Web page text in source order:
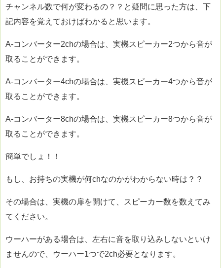
チャンネル数で何が変わるの？？と疑問に思った方は、下
記内容を覚えておけばわかると思います。
A-コンバーター2chの場合は、実機スピーカー2つから音が
取ることができます。
A-コンバーター4chの場合は、実機スピーカー4つから音が
取ることができます。
A-コンバーター8chの場合は、実機スピーカー8つから音が
取ることができます。
簡単でしょ！！
もし、お持ちの実機が何chなのかがわからない時は？？
その場合は、実機の扉を開けて、スピーカー数を数えてみ
てください。
ウーハーがある場合は、左右に音を取り込みしないといけ
ませんので、ウーハー1つで2ch必要となります。